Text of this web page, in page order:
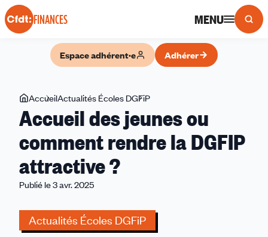
Panneau de gestion des cookies
FINANCES MENU
Espace adhérent·e Adhérer
Vous
êtes
ici
AccueilActualités Écoles DGFiP
des
jeunes ou
comment
Accueil des jeunes ou
comment rendre la DGFIP
attractive ?
Publié le 3 avr. 2025
Actualités Écoles DGFiP